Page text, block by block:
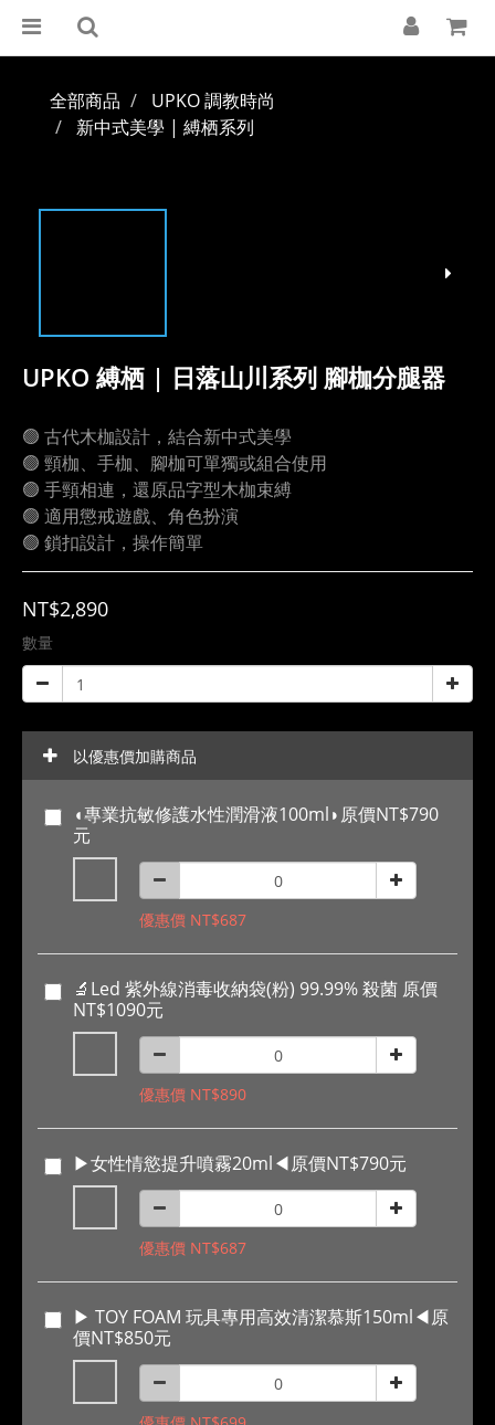
全部商品
UPKO 調教時尚
新中式美學 | 縛栖系列
UPKO 縛栖 | 日落山川系列 腳枷分腿器
🟢 古代木枷設計，結合新中式美學
🟢 頸枷、手枷、腳枷可單獨或組合使用
🟢 手頸相連，還原品字型木枷束縛
🟢 適用懲戒遊戲、角色扮演
🟢 鎖扣設計，操作簡單
NT$2,890
數量
以優惠價加購商品
◖專業抗敏修護水性潤滑液100ml◗原價NT$790
元
優惠價 NT$687
🔬Led 紫外線消毒收納袋(粉) 99.99% 殺菌 原價
NT$1090元
優惠價 NT$890
▶女性情慾提升噴霧20ml◀原價NT$790元
優惠價 NT$687
▶ TOY FOAM 玩具專用高效清潔慕斯150ml◀原
價NT$850元